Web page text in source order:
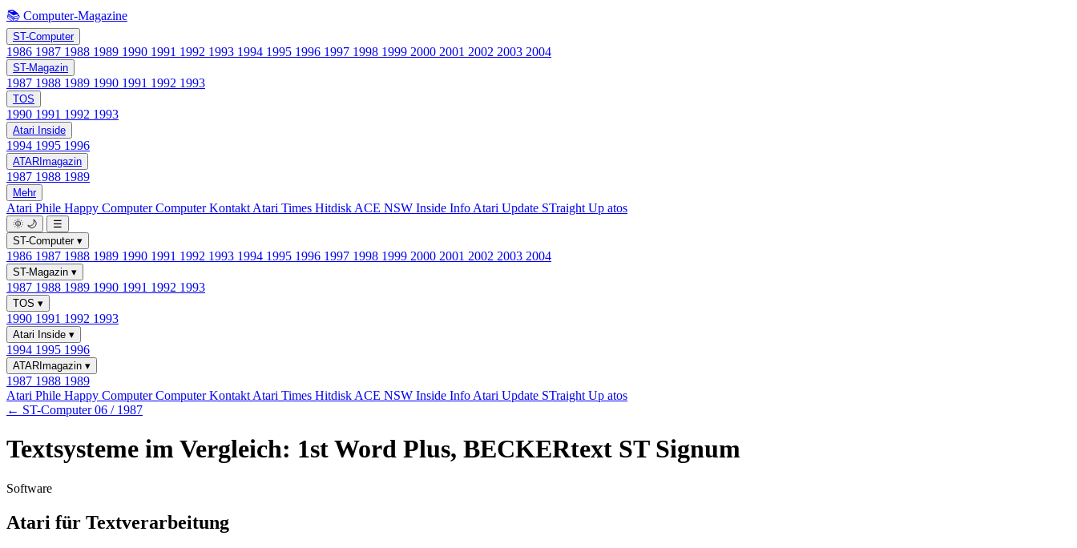
📚 Computer-Magazine
ST-Computer
1986 1987 1988 1989 1990 1991 1992 1993 1994 1995 1996 1997 1998 1999 2000 2001 2002 2003 2004
ST-Magazin
1987 1988 1989 1990 1991 1992 1993
TOS
1990 1991 1992 1993
Atari Inside
1994 1995 1996
ATARImagazin
1987 1988 1989
Mehr
Atari Phile Happy ComputerComputer Kontakt Atari Times Hitdisk ACE NSW Inside Info Atari Update STraight Up atos
🌞 🌙
☰
ST-Computer ▾
1986 1987 1988 1989 1990 1991 1992 1993 1994 1995 1996 1997 1998 1999 2000 2001 2002 2003 2004
ST-Magazin ▾
1987 1988 1989 1990 1991 1992 1993
TOS ▾
1990 1991 1992 1993
Atari Inside ▾
1994 1995 1996
ATARImagazin ▾
1987 1988 1989
Atari Phile Happy ComputerComputer Kontakt Atari Times Hitdisk ACE NSW Inside Info Atari Update STraight Up atos
← ST-Computer 06 / 1987
Textsysteme im Vergleich: 1st Word Plus, BECKERtext ST Signum
Software
Atari für Textverarbeitung